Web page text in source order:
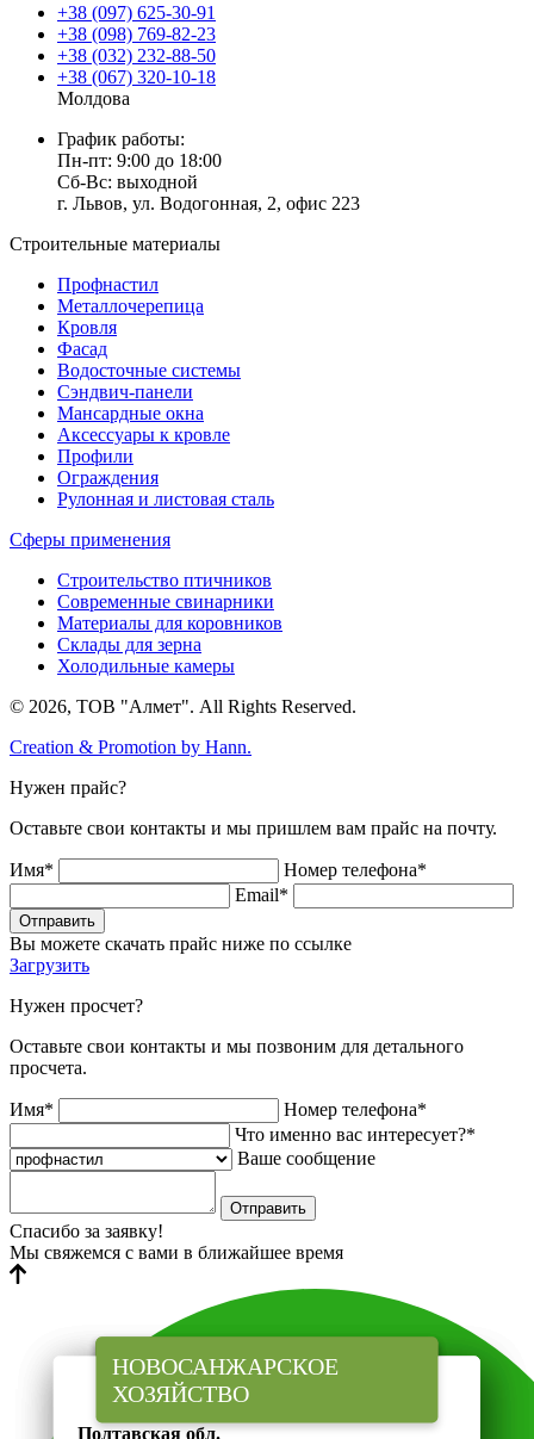
ФЕРМЕРСКОЕ
ГОСПОДАРСТВО "ГАДЗ"
Тернопольская обл
ЖИВОТНОВОДЧЕСКИЙ
КОМПЛЕКС
Полтавская обл.
НОВОСАНЖАРСКОЕ
ХОЗЯЙСТВО
Полтавская обл.
+38 (097) 625-30-91
+38 (098) 769-82-23
+38 (032) 232-88-50
+38 (067) 320-10-18
Молдова
График работы:
Пн-пт: 9:00 до 18:00
Сб-Вс: выходной
г. Львов, ул. Водогонная, 2, офис 223
Строительные материалы
Профнастил
Металлочерепица
Кровля
Фасад
Водосточные системы
Сэндвич-панели
Мансардные окна
Аксессуары к кровле
Профили
Ограждения
Рулонная и листовая сталь
Сферы применения
Строительство птичников
Современные свинарники
Материалы для коровников
Склады для зерна
Холодильные камеры
© 2026, ТОВ "Алмет". All Rights Reserved.
Creation & Promotion by Hann.
Нужен прайс?
Оставьте свои контакты и мы пришлем вам прайс на почту.
Имя*
Номер телефона*
Email*
Отправить
Вы можете скачать прайс ниже по ссылке
Загрузить
Нужен просчет?
Оставьте свои контакты и мы позвоним для детального
просчета.
Имя*
Номер телефона*
Что именно вас интересует?*
Ваше сообщение
Отправить
Спасибо за заявку!
Мы свяжемся с вами в ближайшее время